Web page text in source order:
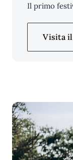
Il primo
Visita